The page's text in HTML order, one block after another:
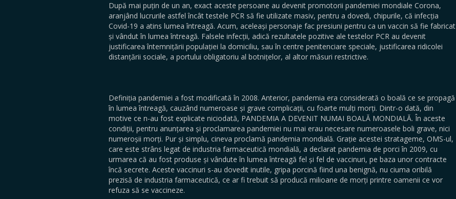
După mai puțin de un an, exact aceste persoane au devenit promotorii pandemiei mondiale Corona,
aranjând lucrurile astfel încât testele PCR să fie utilizate masiv, pentru a dovedi, chipurile, că infecția
Covid-19 a atins lumea întreagă. Acum, aceleași personaje fac presiuni pentru ca un vaccin să fie fabricat
și vândut în lumea întreagă. Falsele infecții, adică rezultatele pozitive ale testelor PCR au devenit
justificarea întemnițării populației la domiciliu, sau în centre penitenciare speciale, justificarea ridicolei
distan­țării sociale, a portului obligatoriu al botnițelor, al altor măsuri restrictive.
Definiția pandemiei a fost modificată în 2008. Anterior, pandemia era considerată o boală ce se propagă
în lumea întreagă, cauzând numeroase și grave complicații, cu foarte mulți morți. Dintr-o dată, din
motive ce n-au fost explicate niciodată, PANDEMIA A DEVENIT NUMAI BOALĂ MONDIALĂ. În aceste
condiții, pentru anunțarea și proclamarea pandemiei nu mai erau necesare numeroasele boli grave, nici
numeroșii morți. Pur și simplu, cineva proclamă pandemia mondială. Grație acestei stratageme, OMS-ul,
care este strâns legat de industria farma­ceutică mondială, a declarat pandemia de porci în 2009, cu
urmarea că au fost produse și vândute în lumea întreagă fel și fel de vaccinuri, pe baza unor contracte
încă secrete. Aceste vaccinuri s-au dovedit inutile, gripa porcină fiind una benignă, nu ciuma oribilă
prezisă de industria farmaceu­tică, ce ar fi trebuit să producă milioane de morți printre oamenii ce vor
refuza să se vaccineze.